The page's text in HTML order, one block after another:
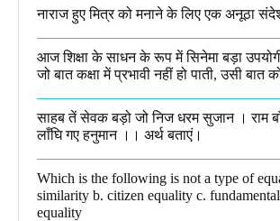
नाराज हुए मित्र को मनाने के लिए एक अनूठा
आज शिक्षा के साधन के रूप में सिनेमा बड़ा
जो बात कक्षा में प्रभावी नहीं हो पाती, उसी बात
साहब तें सेवक बड़ो जो निज धरम सुजान । राम
लाँघि गए हनुमान ।।​ अर्थ बताएं।
Which is the following is not a type of
similarity b. citizen equality c.
equality​